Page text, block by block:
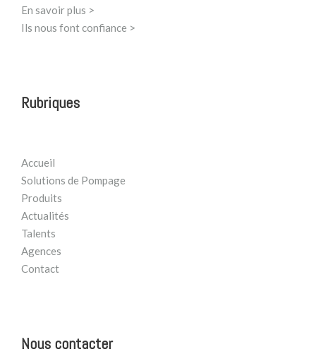
En savoir plus >
Ils nous font confiance >
Rubriques
Accueil
Solutions de Pompage
Produits
Actualités
Talents
Agences
Contact
Nous contacter